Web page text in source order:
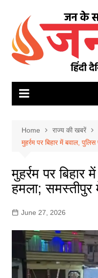
content
Home
राज्य की खबरें
मुहर्रम पर बिहार में बवाल,
मुहर्रम पर बिहार
हमला;
June 27, 2026